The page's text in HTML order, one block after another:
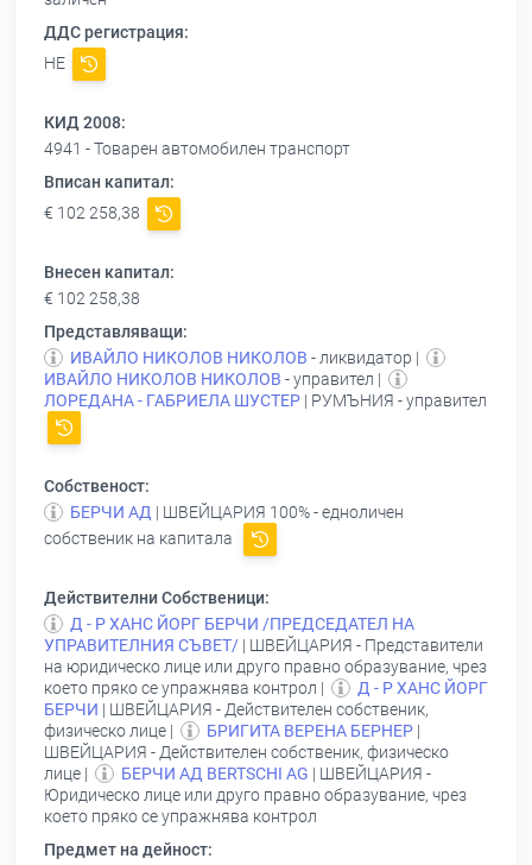
ДДС регистрация:
НЕ
КИД 2008:
4941 - Товарен автомобилен транспорт
Вписан капитал:
€ 102 258,38
Внесен капитал:
€ 102 258,38
Представляващи:
ИВАЙЛО НИКОЛОВ НИКОЛОВ - ликвидатор |
ИВАЙЛО НИКОЛОВ НИКОЛОВ - управител |
ЛОРЕДАНА - ГАБРИЕЛА ШУСТЕР | РУМЪНИЯ - управител
Собственост:
БЕРЧИ АД | ШВЕЙЦАРИЯ 100% - едноличен
собственик на капитала
Действителни Собственици:
Д - Р ХАНС ЙОРГ БЕРЧИ /ПРЕДСЕДАТЕЛ НА
УПРАВИТЕЛНИЯ СЪВЕТ/ | ШВЕЙЦАРИЯ - Представители
на юридическо лице или друго правно образувание, чрез
което пряко се упражнява контрол |
Д - Р ХАНС ЙОРГ
БЕРЧИ | ШВЕЙЦАРИЯ - Действителен собственик,
физическо лице |
БРИГИТА ВЕРЕНА БЕРНЕР |
ШВЕЙЦАРИЯ - Действителен собственик, физическо
лице |
БЕРЧИ АД BERTSCHI AG | ШВЕЙЦАРИЯ -
Юридическо лице или друго правно образувание, чрез
което пряко се упражнява контрол
Предмет на дейност: